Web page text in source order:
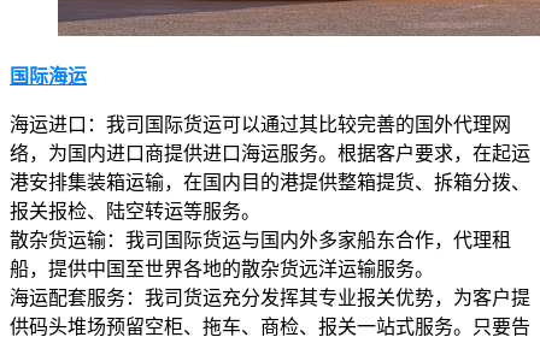
国际海运
海运进口：我司国际货运可以通过其比较完善的国外代理网
络，为国内进口商提供进口海运服务。根据客户要求，在起运
港安排集装箱运输，在国内目的港提供整箱提货、拆箱分拨、
报关报检、陆空转运等服务。
散杂货运输：我司国际货运与国内外多家船东合作，代理租
船，提供中国至世界各地的散杂货远洋运输服务。
海运配套服务：我司货运充分发挥其专业报关优势，为客户提
供码头堆场预留空柜、拖车、商检、报关一站式服务。只要告